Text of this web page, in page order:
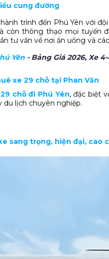
cung đường
trình đến Phú Yên với
thông thạo mọi tuyến
tư vấn về nơi ăn uống và
Yên - Bảng Giá 2026, Xe
xe 29 chỗ tại Phan Văn
chỗ đi Phú Yên, đặc biệt
lịch chuyên nghiệp.
sang trọng, hiện đại, cao